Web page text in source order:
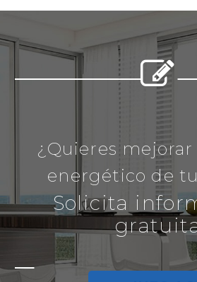


¿Quieres
energético de
Solicita